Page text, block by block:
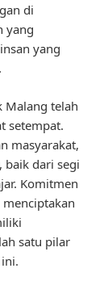
di
yang
yang
Malang telah
setempat.
masyarakat,
baik dari segi
Komitmen
satu pilar